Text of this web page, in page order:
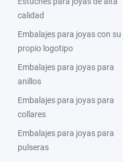
calidad
Embalajes para joyas con su
propio logotipo
Embalajes para joyas para
anillos
Embalajes para joyas para
collares
Embalajes para joyas para
pulseras